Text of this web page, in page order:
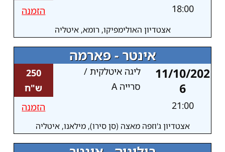
18:00
הזמנה
אצטדיון האולימפיקו, רומא, איטליה
אינטר - פארמה
11/10/202
6
21:00
ליגה איטלקית /
סרייה A
250
ש"ח
הזמנה
אצטדיון ג'וזפה מאצה (סן סירו), מילאנו, איטליה